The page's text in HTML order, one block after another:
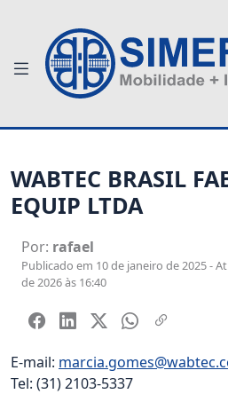
WABTEC BRASIL
EQUIP LTDA
Por: rafael
Publicado em 10 de janeiro de 2025 -
de 2026 às 16:40
E-mail:
Tel: (31) 2103-5337